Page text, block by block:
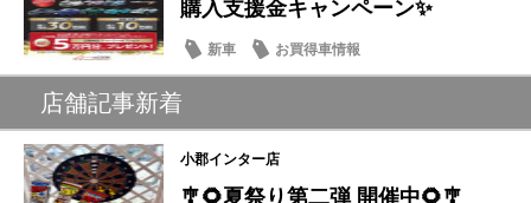
購入支援金キャンペーン✨
新車 お買得車情報
店舗記事新着
小郡インター店
🎐🌻夏祭り第二弾 開催中🌻🎐